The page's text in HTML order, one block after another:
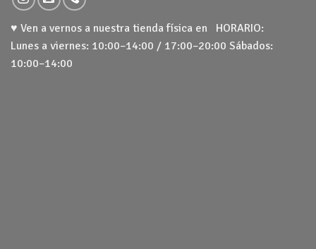
♥ Ven a vernos a nuestra tienda física en HORARIO:
Lunes a viernes: 10:00–14:00 / 17:00–20:00 Sábados:
10:00–14:00